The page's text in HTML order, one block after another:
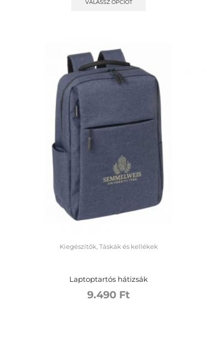
VÁLASSZ OPCIÓT
Kiegészítők, Táskák és kellékek
Laptoptartós hátizsák
9.490 Ft